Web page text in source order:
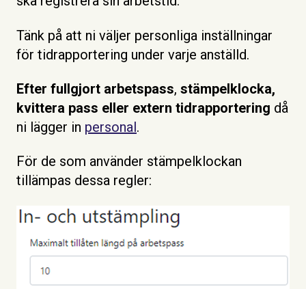
Tänk på att ni väljer personliga inställningar
för tidrapportering under varje anställd.
Efter fullgjort arbetspass, stämpelklocka,
kvittera pass eller extern tidrapportering då
ni lägger in personal.
För de som använder stämpelklockan
tillämpas dessa regler: